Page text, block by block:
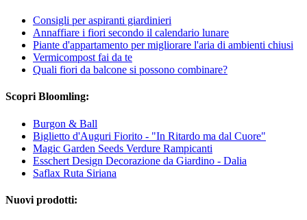
Consigli per aspiranti giardinieri
Annaffiare i fiori secondo il calendario lunare
Piante d'appartamento per migliorare l'aria di ambienti chiusi
Vermicompost fai da te
Quali fiori da balcone si possono combinare?
Scopri Bloomling:
Burgon & Ball
Biglietto d'Auguri Fiorito - "In Ritardo ma dal Cuore"
Magic Garden Seeds Verdure Rampicanti
Esschert Design Decorazione da Giardino - Dalia
Saflax Ruta Siriana
Nuovi prodotti: